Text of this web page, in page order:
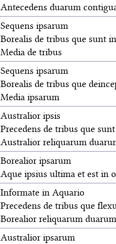
Antecedens duarum
Sequens ipsarum
Borealis de tribus que sunt
Media de tribus
Sequens ipsarum
Borealis de tribus que
Media ipsarum
Australior ipsis
Precedens de tribus que
Australior reliquarum
Borealior ipsarum
Aque ipsius ultima et est in
Informate in Aquario
Precedens de tribus que
Borealior reliquarum duarum
Australior ipsarum